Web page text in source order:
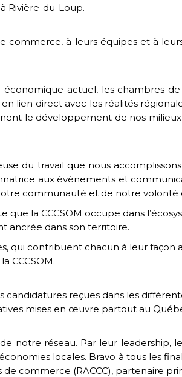
Rivière-du-Loup.
commerce, à leurs équipes et à
économique actuel, les chambres
lien direct avec les réalités
le développement de nos
du travail que nous
aux événements et
communauté et de notre volonté
que la CCCSOM occupe dans
ancrée dans son territoire.
qui contribuent chacun à leur façon
CCCSOM.
candidatures reçues dans les
mises en œuvre partout au
notre réseau. Par leur
locales. Bravo à tous les
commerce (RACCC), partenaire